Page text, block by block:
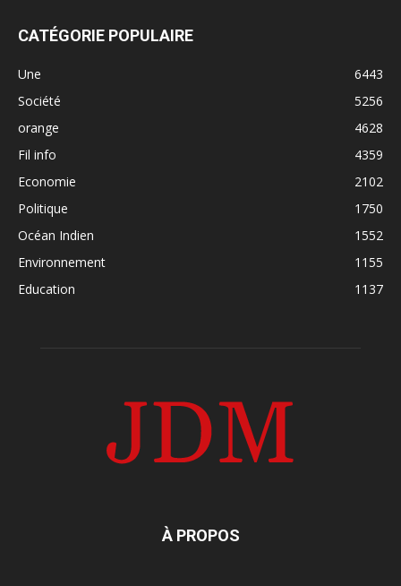
CATÉGORIE POPULAIRE
Une
6443
Société
5256
orange
4628
Fil info
4359
Economie
2102
Politique
1750
Océan Indien
1552
Environnement
1155
Education
1137
À PROPOS